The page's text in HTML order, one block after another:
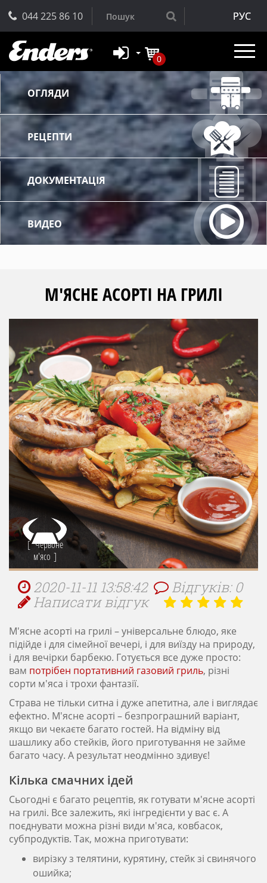
044 225 86 10 РУС
0
ОГЛЯДИ
РЕЦЕПТИ
ДОКУМЕНТАЦІЯ
ВИДЕО
М'ЯСНЕ АСОРТІ НА ГРИЛІ
Червоне
м'ясо
2020-11-11 13:58:42
Відгуків: 0
Написати відгук
М'ясне асорті на грилі – універсальне блюдо, яке
підійде і для сімейної вечері, і для виїзду на природу,
і для вечірки барбекю. Готується все дуже просто:
вам потрібен портативний газовий гриль, різні
сорти м'яса і трохи фантазії.
Страва не тільки ситна і дуже апетитна, але і виглядає
ефектно. М'ясне асорті – безпрограшний варіант,
якщо ви чекаєте багато гостей. На відміну від
шашлику або стейків, його приготування не займе
багато часу. А результат неодмінно здивує!
Кілька смачних ідей
Сьогодні є багато рецептів, як готувати м'ясне асорті
на грилі. Все залежить, які інгредієнти у вас є. А
поєднувати можна різні види м'яса, ковбасок,
субпродуктів. Так, можна приготувати:
вирізку з телятини, курятину, стейк зі свинячого
ошийка;